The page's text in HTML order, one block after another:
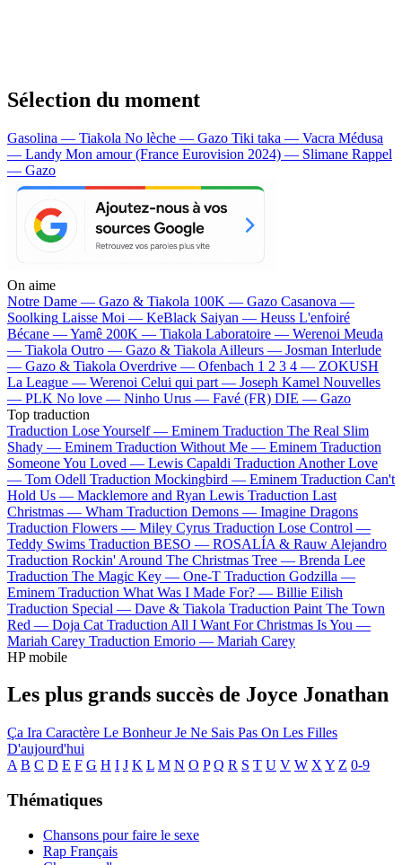
Sélection du moment
Gasolina — Tiakola No lèche — Gazo Tiki taka — Vacra Médusa
— Landy Mon amour (France Eurovision 2024) — Slimane Rappel
— Gazo
On aime
Notre Dame — Gazo & Tiakola 100K — Gazo Casanova —
Soolking Laisse Moi — KeBlack Saiyan — Heuss L'enfoiré
Bécane —Yamê 200K — Tiakola Laboratoire — Werenoi Meuda
— Tiakola Outro — Gazo & Tiakola Ailleurs — Josman Interlude
— Gazo & Tiakola Overdrive — Ofenbach 1 2 3 4 — ZOKUSH
La League — Werenoi Celui qui part — Joseph Kamel Nouvelles
— PLK No love — Ninho Urus — Favé (FR) DIE — Gazo
Top traduction
Traduction Lose Yourself — Eminem Traduction The Real Slim
Shady — Eminem Traduction Without Me — Eminem Traduction
Someone You Loved — Lewis Capaldi Traduction Another Love
— Tom Odell Traduction Mockingbird — Eminem Traduction Can't
Hold Us — Macklemore and Ryan Lewis Traduction Last
Christmas — Wham Traduction Demons — Imagine Dragons
Traduction Flowers — Miley Cyrus Traduction Lose Control —
Teddy Swims Traduction BESO — ROSALÍA & Rauw Alejandro
Traduction Rockin' Around The Christmas Tree — Brenda Lee
Traduction The Magic Key — One-T Traduction Godzilla —
Eminem Traduction What Was I Made For? — Billie Eilish
Traduction Special — Dave & Tiakola Traduction Paint The Town
Red — Doja Cat Traduction All I Want For Christmas Is You —
Mariah Carey Traduction Emorio — Mariah Carey
HP mobile
Les plus grands succès de Joyce Jonathan
Ça Ira Caractère Le BonheurJe Ne Sais Pas On Les Filles
D'aujourd'hui
A B C D E F G H I J K L M N O P Q R S T U V W X Y Z 0-9
Thématiques
Chansons pour faire le sexe
Rap Français